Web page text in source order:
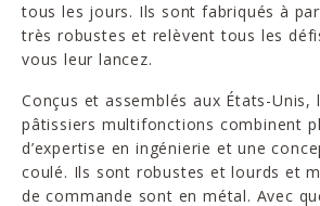
tous les jours. Ils sont fabriqués à
très robustes et relèvent tous les
vous leur lancez.
Conçus et assemblés aux États-Unis,
pâtissiers multifonctions combinent
d’expertise en ingénierie et une
coulé. Ils sont robustes et lourds et
de commande sont en métal. Avec